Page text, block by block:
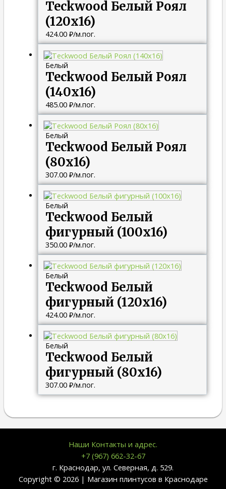
Teckwood Белый Роял
(120х16)
424.00 ₽/м.пог.
Белый
Teckwood Белый Роял
(140х16)
485.00 ₽/м.пог.
Белый
Teckwood Белый Роял
(80х16)
307.00 ₽/м.пог.
Белый
Teckwood Белый
фигурный (100х16)
350.00 ₽/м.пог.
Белый
Teckwood Белый
фигурный (120х16)
424.00 ₽/м.пог.
Белый
Teckwood Белый
фигурный (80х16)
307.00 ₽/м.пог.
Наши Контакты и адрес.
+7 (967) 662-32-67
г. Краснодар, ул. Северная, д. 529.
Copyright © 2026 | Магазин плинтусов в Краснодаре